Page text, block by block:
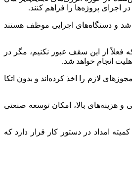
پروژه‌ها را فراهم کنند.
خواهد شد و دستگاه‌های اجرایی موظف‌ هستند
منعقد شده و سیاست ما این است که فعلاً از این سقف عبور نکنیم، مگر در
انجام خواهد شد.
لازم را اخذ کرده‌اند و بدون اتکا
هزینه‌های بالا، امکان توسعه صنعتی
اجرای حداقل ۱۰۰ مگاوات نیروگاه خورشیدی با مشارکت کمیته امداد در دستور کار قرار دارد که